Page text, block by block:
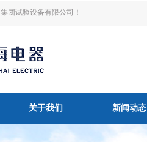
团试验设备有限公司！
关于我们 新闻动态